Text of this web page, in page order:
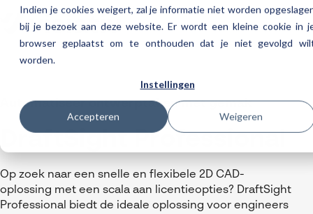
Indien je cookies weigert, zal je informatie niet worden
bij je bezoek aan deze website. Er wordt een kleine cookie in
browser geplaatst om te onthouden dat je niet gevolgd
worden.
Instellingen
Accepteren Weigeren
Ontwerpen
Cloud services gratis activeren
3DEXPERIENCE
SOLIDWORKS CAM
SOLIDWORKS PDM
Virtueel testen
3DEXPERIENCE
Cloud services for SOLIDWORKS
Cloudmigratie
Trainingen
3DEXPERIENCE trainingen
Support
Helpdesk
My Visiativ Login
Over Visiativ
Ons bedrijf
Contact
Automatiseer ontwerptaken met gemak
DraftSight Professional
Op zoek naar een snelle en flexibele 2D CAD-
oplossing met een scala aan licentieopties? DraftSight
Professional biedt de ideale oplossing voor engineers